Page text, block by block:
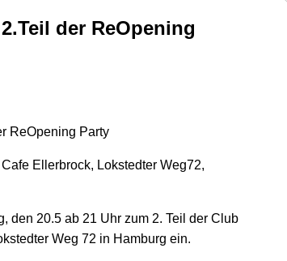
der ReOpening
ReOpening Party
Ellerbrock, Lokstedter Weg72,
den 20.5 ab 21 Uhr zum 2. Teil der Club
Weg 72 in Hamburg ein.